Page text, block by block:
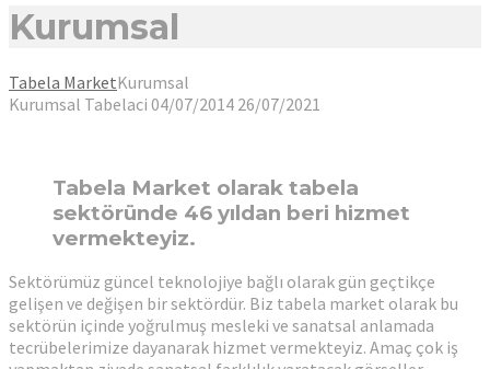
Kurumsal
Tabela MarketKurumsal
Kurumsal Tabelaci 04/07/2014 26/07/2021
Tabela Market olarak tabela
sektöründe 46 yıldan beri hizmet
vermekteyiz.
Sektörümüz güncel teknolojiye bağlı olarak gün geçtikçe
gelişen ve değişen bir sektördür. Biz tabela market olarak bu
sektörün içinde yoğrulmuş mesleki ve sanatsal anlamada
tecrübelerimize dayanarak hizmet vermekteyiz. Amaç çok iş